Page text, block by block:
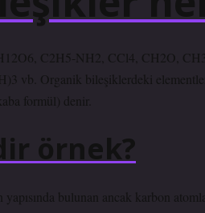
C2H5-NH2, CCl4, CH2O,
vb. Organik bileşiklerdeki
formül) denir.
örnek?
bulunan ancak karbon